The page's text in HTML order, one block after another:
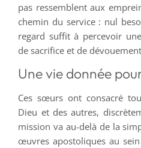
pas ressemblent aux
chemin du service : nul
regard suffit à percevoir
de sacrifice et de
Une vie donnée
Ces sœurs ont consacré
Dieu et des autres,
mission va au-delà de la
œuvres apostoliques au